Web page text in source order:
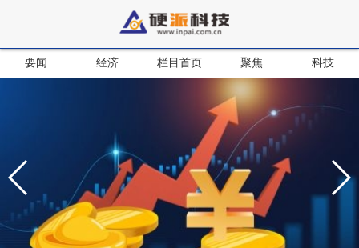
要闻 经济 栏目首页 聚焦 科技